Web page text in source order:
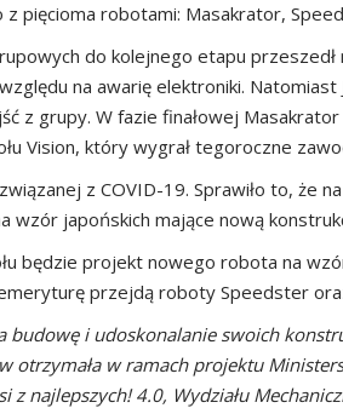
z pięcioma robotami: Masakrator,
do kolejnego etapu
na awarię elektroniki.
z grupy. W fazie finałowej
Vision, który wygrał tegoroczne
z COVID-19. Sprawiło to, że
japońskich mające nową
będzie projekt nowego robota na
emeryturę przejdą roboty Speedster
budowę i udoskonalanie swoich
otrzymała w ramach projektu
z najlepszych! 4.0, Wydziału